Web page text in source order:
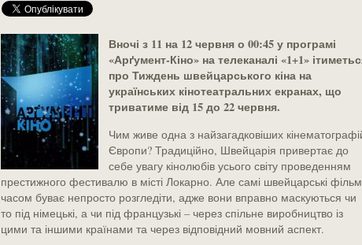
Вночі з 11 на 12 червняо 00:45 у програмі
«Арґумент-Кіно» на телеканалі «1+1»
про Тиждень швейцарського кіна на
українських кінотеатральних екранах, що
триватиме від 15 до 22 червня.
Чим живе одна з найзагадковіших
Європи? Традиційно, Швейцарія привертає до
себе увагу кінолюбів усього світу проведенням
престижного фестивалю в місті Локарно. Але самі швейцарські
часом буває непросто розгледіти, адже вони вправно маскуються чи
то під німецькі, а чи під французькі – через спільне виробництво із
цими та іншими країнами та через відповідний мовний аспект.